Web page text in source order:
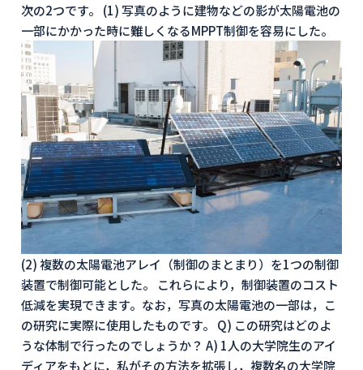
次の2つです。 (1) 写真のように建物などの影が太陽電池の
一部にかかった時に難しくなるMPPT制御を容易にした。
(2) 複数の太陽電池アレイ（制御のまとまり）を1つの制御
装置で制御可能とした。 これらにより，制御装置のコスト
低減を実現できます。なお，写真の太陽電池の一部は，こ
の研究に実際に使用したものです。 Q) この研究はどのよ
うな体制で行ったのでしょうか？ A) 1人の大学院生のアイ
ディアをもとに，私がその方法を拡張し，複数名の大学院